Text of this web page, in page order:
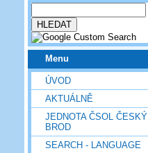
Menu
ÚVOD
AKTUÁLNĚ
JEDNOTA ČSOL ČESKÝ
BROD
SEARCH - LANGUAGE